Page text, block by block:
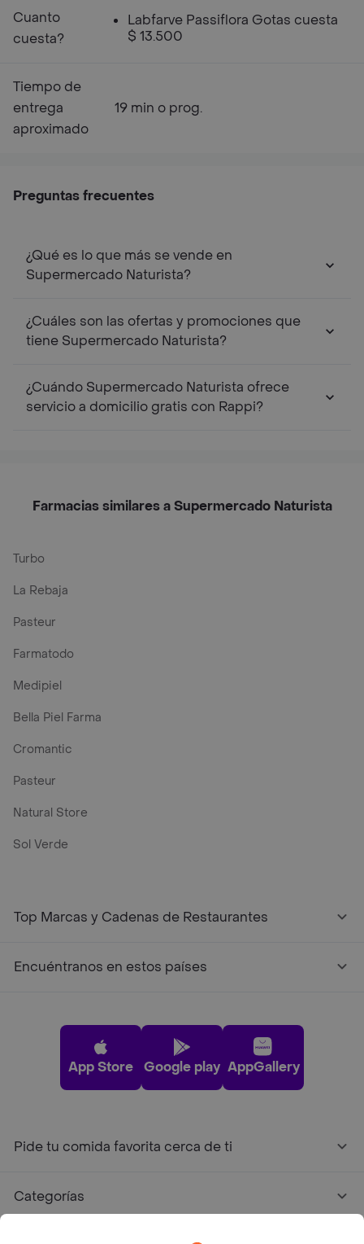
Cuanto
cuesta?
Labfarve Passiflora Gotas cuesta
$ 13.500
Tiempo de
entrega
aproximado
19 min o prog.
Preguntas frecuentes
¿Qué es lo que más se vende en
Supermercado Naturista?
¿Cuáles son las ofertas y promociones que
tiene Supermercado Naturista?
¿Cuándo Supermercado Naturista ofrece
servicio a domicilio gratis con Rappi?
Farmacias similares a Supermercado Naturista
Turbo
La Rebaja
Pasteur
Farmatodo
Medipiel
Bella Piel Farma
Cromantic
Pasteur
Natural Store
Sol Verde
Top Marcas y Cadenas de Restaurantes
Encuéntranos en estos países
App Store Google play AppGallery
Pide tu comida favorita cerca de ti
Categorías